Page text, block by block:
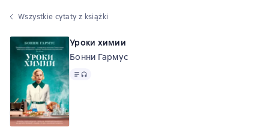
Wszystkie cytaty z książki
Уроки химии
Бонни Гармус
Tekst